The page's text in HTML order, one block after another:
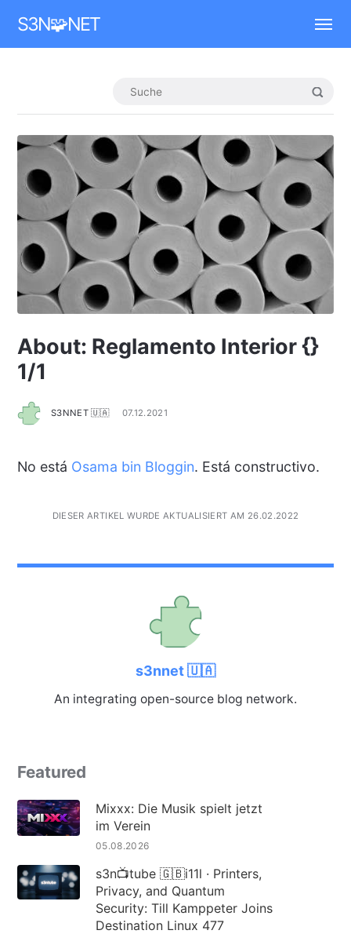
S3N🧩NET
About: Reglamento Interior {}
1/1
S3NNET 🇺🇦 07.12.2021
No está Osama bin Bloggin. Está constructivo.
DIESER ARTIKEL WURDE AKTUALISIERT AM 26.02.2022
s3nnet 🇺🇦
An integrating open-source blog network.
Featured
Mixxx: Die Musik spielt jetzt
im Verein
05.08.2026
s3n📺tube 🇬🇧i11l · Printers,
Privacy, and Quantum
Security: Till Kamppeter Joins
Destination Linux 477